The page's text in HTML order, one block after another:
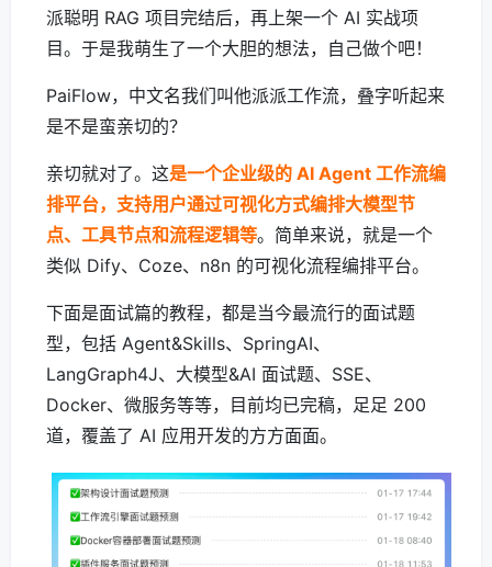
派聪明 RAG 项目完结后，再上架一个 AI 实战项
目。于是我萌生了一个大胆的想法，自己做个吧！
PaiFlow，中文名我们叫他派派工作流，叠字听起来
是不是蛮亲切的？
亲切就对了。这是一个企业级的 AI Agent 工作流编
排平台，支持用户通过可视化方式编排大模型节
点、工具节点和流程逻辑等。简单来说，就是一个
类似 Dify、Coze、n8n 的可视化流程编排平台。
下面是面试篇的教程，都是当今最流行的面试题
型，包括 Agent&Skills、SpringAI、
LangGraph4J、大模型&AI 面试题、SSE、
Docker、微服务等等，目前均已完稿，足足 200
道，覆盖了 AI 应用开发的方方面面。